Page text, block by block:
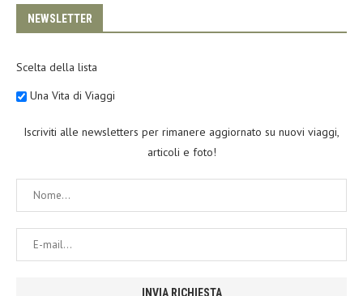
NEWSLETTER
Scelta della lista
Una Vita di Viaggi
Iscriviti alle newsletters per rimanere aggiornato su nuovi viaggi,
articoli e foto!